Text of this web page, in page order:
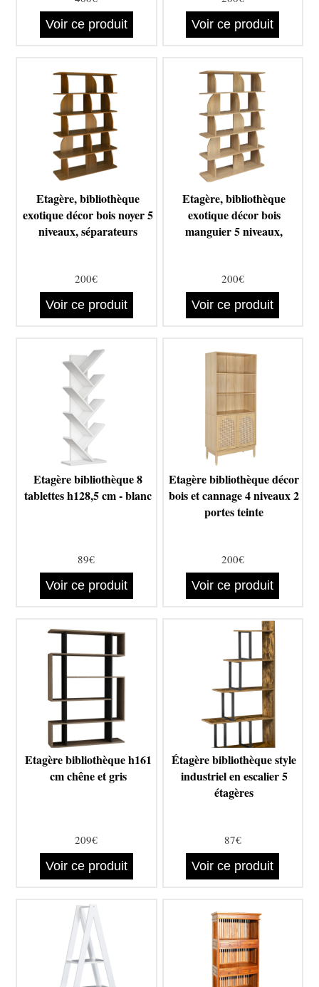
Voir ce produit
Voir ce produit
Etagère, bibliothèque
exotique décor bois noyer 5
niveaux, séparateurs
200€
Voir ce produit
Etagère, bibliothèque
exotique décor bois
manguier 5 niveaux,
200€
Voir ce produit
Etagère bibliothèque 8
tablettes h128,5 cm - blanc
89€
Voir ce produit
Etagère bibliothèque décor
bois et cannage 4 niveaux 2
portes teinte
200€
Voir ce produit
Etagère bibliothèque h161
cm chêne et gris
209€
Voir ce produit
Étagère bibliothèque style
industriel en escalier 5
étagères
87€
Voir ce produit